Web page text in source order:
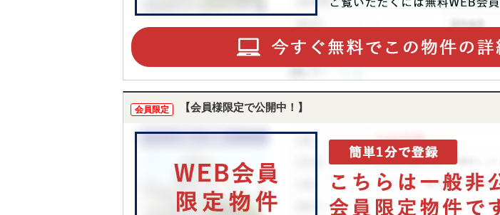
会員限定 【会員様限定で公開中！】